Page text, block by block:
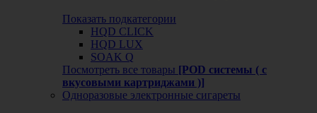
Показать подкатегории
HQD CLICK
HQD LUX
SOAK Q
Посмотреть все товары [POD системы ( с
вкусовыми картриджами )]
Одноразовые электронные сигареты